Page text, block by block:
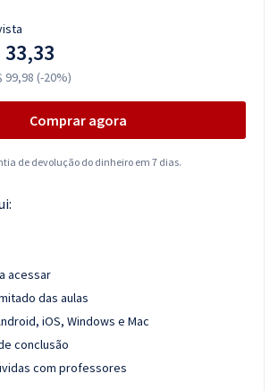
33,33
99,98 (-20%)
Comprar agora
de devolução do dinheiro em 7 dias.
acessar
das aulas
iOS, Windows e Mac
conclusão
com professores